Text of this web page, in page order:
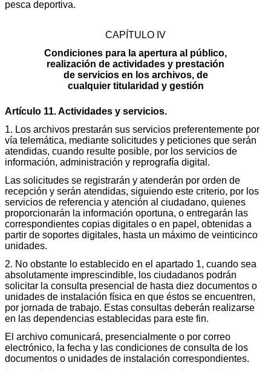
pesca deportiva.
CAPÍTULO IV
Condiciones para la apertura al público,
realización de actividades y prestación
de servicios en los archivos, de
cualquier titularidad y gestión
Artículo 11. Actividades y servicios.
1. Los archivos prestarán sus servicios preferentemente por
vía telemática, mediante solicitudes y peticiones que serán
atendidas, cuando resulte posible, por los servicios de
información, administración y reprografía digital.
Las solicitudes se registrarán y atenderán por orden de
recepción y serán atendidas, siguiendo este criterio, por los
servicios de referencia y atención al ciudadano, quienes
proporcionarán la información oportuna, o entregarán las
correspondientes copias digitales o en papel, obtenidas a
partir de soportes digitales, hasta un máximo de veinticinco
unidades.
2. No obstante lo establecido en el apartado 1, cuando sea
absolutamente imprescindible, los ciudadanos podrán
solicitar la consulta presencial de hasta diez documentos o
unidades de instalación física en que éstos se encuentren,
por jornada de trabajo. Estas consultas deberán realizarse
en las dependencias establecidas para este fin.
El archivo comunicará, presencialmente o por correo
electrónico, la fecha y las condiciones de consulta de los
documentos o unidades de instalación correspondientes.